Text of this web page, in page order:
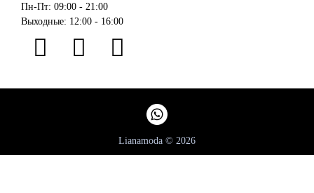
Пн-Пт: 09:00 - 21:00
Выходные: 12:00 - 16:00
Lianamoda © 2026